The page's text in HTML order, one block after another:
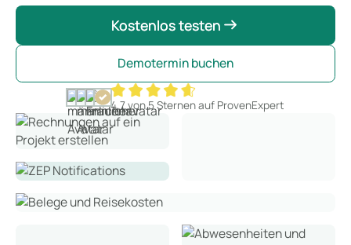
Kostenlos testen
Kostenlos testen
Demotermin buchen
4,7 von 5 Sternen auf ProvenExpert